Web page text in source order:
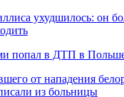
ухудшилось: он
попал в ДТП в
от нападения
из больницы